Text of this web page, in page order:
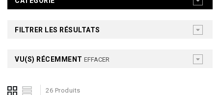
FILTRER LES RÉSULTATS
VU(S) RÉCEMMENT EFFACER
26 Produits